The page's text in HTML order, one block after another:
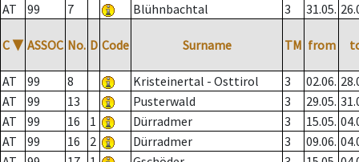
AT
99 7 Blühnbachtal 3 31.05.
C ▼ ASSOC No. D Code Surname TM from
AT 99 8 Kristeinertal - Osttirol 3 02.06.
AT
99 13 Pusterwald 3 29.05.
AT
99 16 1 Dürradmer 3 15.05.
AT
99 16 2 Dürradmer 3 09.06.